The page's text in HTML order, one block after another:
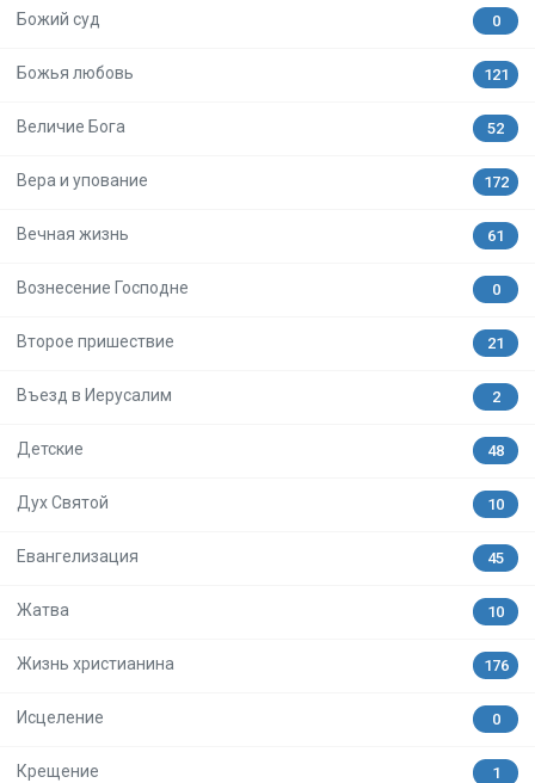
Божий суд 0
Божья любовь 121
Величие Бога 52
Вера и упование 172
Вечная жизнь 61
Вознесение Господне 0
Второе пришествие 21
Въезд в Иерусалим 2
Детские 48
Дух Святой 10
Евангелизация 45
Жатва 10
Жизнь христианина 176
Исцеление 0
Крещение 1